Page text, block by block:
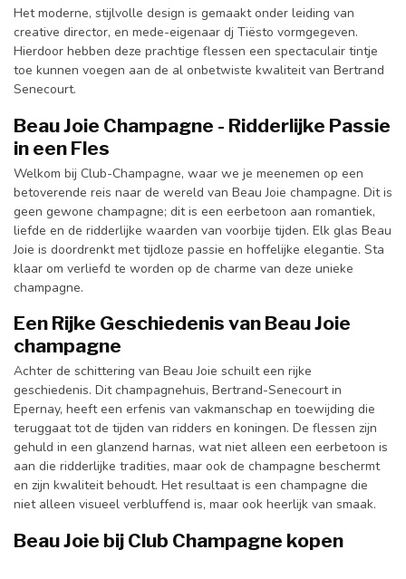
Het moderne, stijlvolle design is gemaakt onder leiding van
creative director, en mede-eigenaar dj Tiësto vormgegeven.
Hierdoor hebben deze prachtige flessen een spectaculair tintje
toe kunnen voegen aan de al onbetwiste kwaliteit van Bertrand
Senecourt.
Beau Joie Champagne - Ridderlijke Passie
in een Fles
Welkom bij Club-Champagne, waar we je meenemen op een
betoverende reis naar de wereld van Beau Joie champagne. Dit is
geen gewone champagne; dit is een eerbetoon aan romantiek,
liefde en de ridderlijke waarden van voorbije tijden. Elk glas Beau
Joie is doordrenkt met tijdloze passie en hoffelijke elegantie. Sta
klaar om verliefd te worden op de charme van deze unieke
champagne.
Een Rijke Geschiedenis van Beau Joie
champagne
Achter de schittering van Beau Joie schuilt een rijke
geschiedenis. Dit champagnehuis, Bertrand-Senecourt in
Epernay, heeft een erfenis van vakmanschap en toewijding die
teruggaat tot de tijden van ridders en koningen. De flessen zijn
gehuld in een glanzend harnas, wat niet alleen een eerbetoon is
aan die ridderlijke tradities, maar ook de champagne beschermt
en zijn kwaliteit behoudt. Het resultaat is een champagne die
niet alleen visueel verbluffend is, maar ook heerlijk van smaak.
Beau Joie bij Club Champagne kopen